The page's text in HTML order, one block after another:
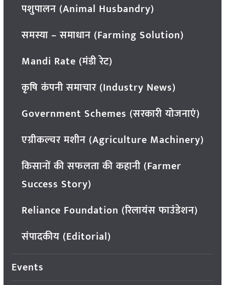
पशुपालन (Animal Husbandry)
समस्या – समाधान (Farming Solution)
Mandi Rate (मंडी रेट)
कृषि कंपनी समाचार (Industry News)
Government Schemes (सरकारी योजनाएं)
एग्रीकल्चर मशीन (Agriculture Machinery)
किसानों की सफलता की कहानी (Farmer
Success Story)
Reliance Foundation (रिलायंस फाउंडेशन)
संपादकीय (Editorial)
Events